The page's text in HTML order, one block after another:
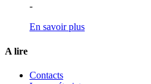
-
En savoir plus
A lire
Contacts